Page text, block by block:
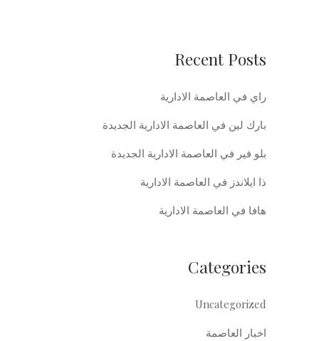
Recent Posts
راي في العاصمة الادارية
بارك لين في العاصمة الادارية الجديدة
بلو فير في العاصمة الادارية الجديدة
ذا ايلاندز في العاصمة الادارية
هافا في العاصمة الادارية
Categories
Uncategorized
اخبار العاصمة